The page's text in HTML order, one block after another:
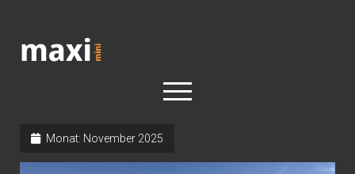
open
Monat: November 2025